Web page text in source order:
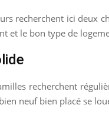
recherchent ici deux
et le bon type de
recherchent
neuf bien placé se